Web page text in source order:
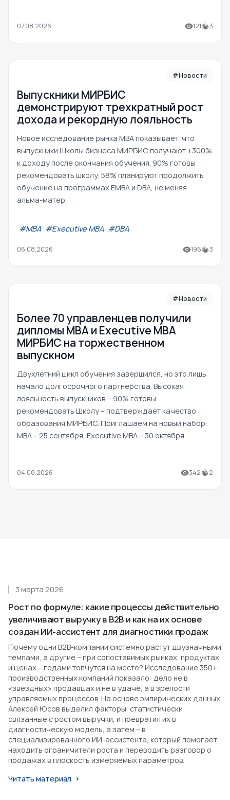
07.08.2026 121 3
#Новости
Выпускники МИРБИС
демонстрируют трехкратный рост
дохода и рекордную лояльность
Новое исследование рынка MBA показывает, что
выпускники Школы бизнеса МИРБИС получают +300%
к доходу после окончания обучения; 90% готовы
рекомендовать школу; 58% планируют продолжить
обучение на программах EMBA и DBA, не меняя
альма-матер.
#МВА #Executive MBA #DBA
06.08.2026 196 3
#Новости
Более 70 управленцев получили
дипломы MBA и Executive MBA
МИРБИС на торжественном
выпускном
Двухлетний цикл обучения завершился, но это лишь
начало долгосрочного партнерства. Высокая
лояльность выпускников – 90% готовы
рекомендовать Школу – подтверждает качество
образования МИРБИС. Приглашаем на новый набор:
MBA – 25 сентября, Executive MBA – 30 октября.
04.08.2026 342 2
Рост по формуле: какие процессы действительно
увеличивают выручку в B2B и как на их основе
создан ИИ-ассистент для диагностики продаж
3 марта 2026
Почему одни B2B-компании системно растут двузначными
темпами, а другие – при сопоставимых рынках, продуктах
и ценах – годами топчутся на месте? Исследование 350+
производственных компаний показало: дело не в
«звездных» продавцах и не в удаче, а в зрелости
управляемых процессов. На основе эмпирических данных
Алексей Юсов выделил факторы, статистически
связанные с ростом выручки, и превратил их в
диагностическую модель, а затем – в
специализированного ИИ-ассистента, который помогает
находить ограничители роста и переводить разговор о
продажах в плоскость измеряемых параметров.
Читать материал